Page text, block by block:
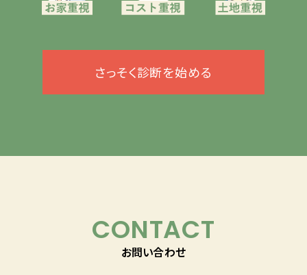
さっそく診断を始める
CONTACT
お問い合わせ